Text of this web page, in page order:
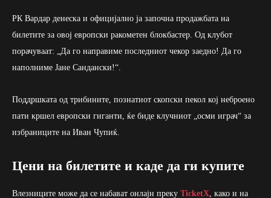
РК Вардар денеска и официјално ја започна продажбата на
билетите за овој европски ракометен блокбастер. Од клубот
порачуваат: „Да го направиме последниот чекор заедно! Да го
наполниме Јане Сандански!“.
Поддршката од трибините, познатиот скопски пекол кој неброено
пати кршел европски гиганти, ќе биде клучниот „осми играч“ за
избраниците на Иван Чупиќ.
Цени на билетите и каде да ги купите
Влезниците може да се набават онлајн преку TicketX, како и на